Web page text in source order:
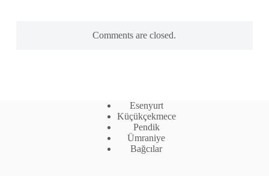
Comments are closed.
Esenyurt
Küçükçekmece
Pendik
Ümraniye
Bağcılar